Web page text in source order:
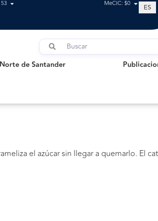
MeCIC: $0 ES
de Santander
el azúcar sin llegar a quemarlo. El